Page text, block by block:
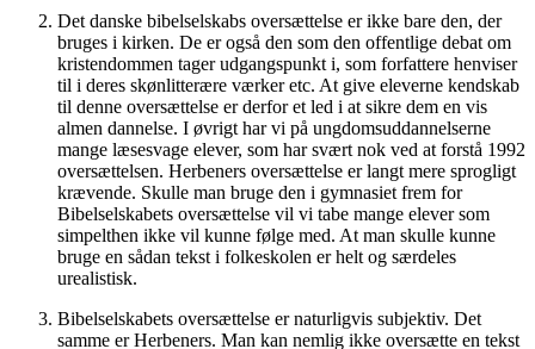
Det danske bibelselskabs oversættelse er ikke bare den, der
bruges i kirken. De er også den som den offentlige debat om
kristendommen tager udgangspunkt i, som forfattere henviser
til i deres skønlitterære værker etc. At give eleverne kendskab
til denne oversættelse er derfor et led i at sikre dem en vis
almen dannelse. I øvrigt har vi på ungdomsuddannelserne
mange læsesvage elever, som har svært nok ved at forstå 1992
oversættelsen. Herbeners oversættelse er langt mere sprogligt
krævende. Skulle man bruge den i gymnasiet frem for
Bibelselskabets oversættelse vil vi tabe mange elever som
simpelthen ikke vil kunne følge med. At man skulle kunne
bruge en sådan tekst i folkeskolen er helt og særdeles
urealistisk.
Bibelselskabets oversættelse er naturligvis subjektiv. Det
samme er Herbeners. Man kan nemlig ikke oversætte en tekst